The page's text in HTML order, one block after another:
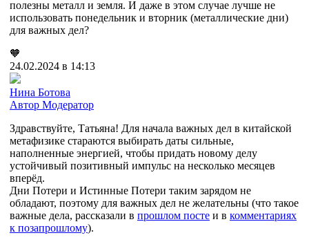
полезны металл и земля. И даже в этом случае лучше не
использовать понедельник и вторник (металлические дни)
для важных дел?
🧡
24.02.2024 в 14:13
Нина Ботова
Автор Модератор
Здравствуйте, Татьяна! Для начала важных дел в китайской
метафизике стараются выбирать даты сильные,
наполненные энергией, чтобы придать новому делу
устойчивый позитивный импульс на несколько месяцев
вперёд.
Дни Потери и Истинные Потери таким зарядом не
обладают, поэтому для важных дел не желательны (что такое
важные дела, рассказали в прошлом посте и в комментариях
к позапрошлому).